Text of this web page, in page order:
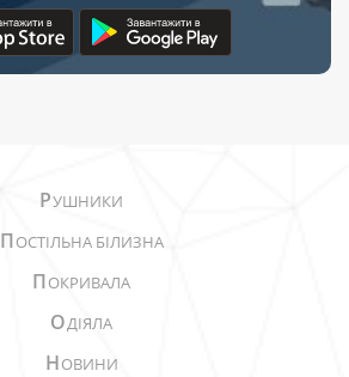
РУШНИКИ
ПОСТІЛЬНА БІЛИЗНА
ПОКРИВАЛА
ОДІЯЛА
НОВИНИ